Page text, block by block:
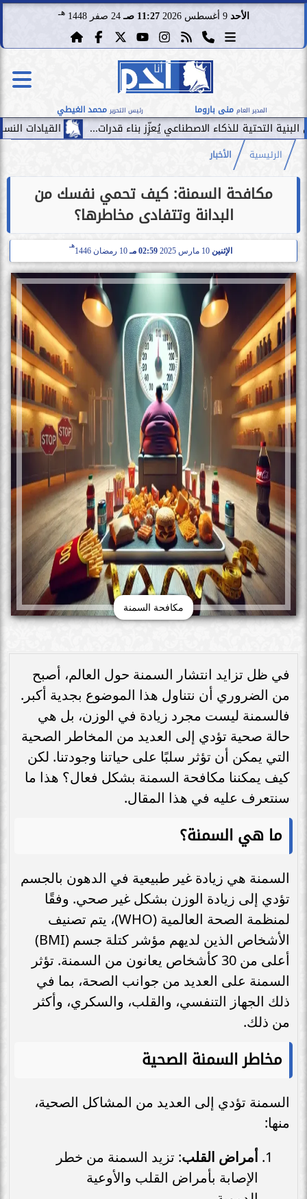
الأحد 9 أغسطس 2026 11:27 صـ 24 صفر 1448 هـ
المدير العام منى باروما رئيس التحرير محمد الغيطي
القيادات النسائية تحقق رقمًا قياسيًّا في أكبر 500 الاصطناعي يُعزِّز بناء قدرات...
الرئيسية الأخبار
مكافحة السمنة: كيف تحمي نفسك من
البدانة وتتفادى مخاطرها؟
الإثنين 02:59 مـ 10 رمضان 1446
هـ
مكافحة السمنة
في ظل تزايد انتشار السمنة حول العالم، أصبح
من الضروري أن نتناول هذا الموضوع بجدية أكبر.
فالسمنة ليست مجرد زيادة في الوزن، بل هي
حالة صحية تؤدي إلى العديد من المخاطر الصحية
التي يمكن أن تؤثر سلبًا على حياتنا وجودتنا. لكن
كيف يمكننا مكافحة السمنة بشكل فعال؟ هذا ما
سنتعرف عليه في هذا المقال.
ما هي السمنة؟
السمنة هي زيادة غير طبيعية في الدهون بالجسم
تؤدي إلى زيادة الوزن بشكل غير صحي. وفقًا
لمنظمة الصحة العالمية (WHO)، يتم تصنيف
الأشخاص الذين لديهم مؤشر كتلة جسم (BMI)
أعلى من 30 كأشخاص يعانون من السمنة. تؤثر
السمنة على العديد من جوانب الصحة، بما في
ذلك الجهاز التنفسي، والقلب، والسكري، وأكثر
من ذلك.
مخاطر السمنة الصحية
السمنة تؤدي إلى العديد من المشاكل الصحية،
منها:
أمراض القلب: تزيد السمنة من خطر
الإصابة بأمراض القلب والأوعية